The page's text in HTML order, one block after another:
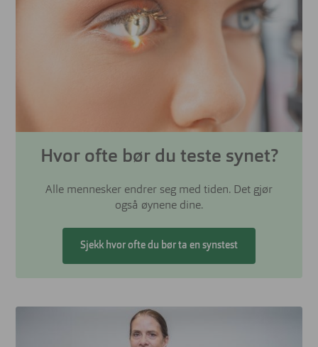
Hvor ofte bør du teste synet?
Alle mennesker endrer seg med tiden. Det gjør
også øynene dine.
Sjekk hvor ofte du bør ta en synstest